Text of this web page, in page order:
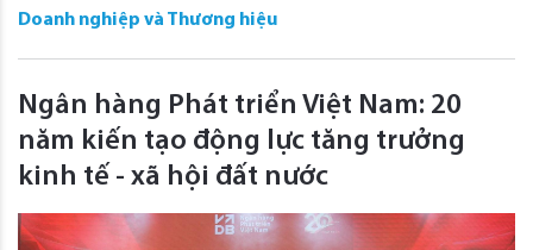
Doanh nghiệp và Thương hiệu
Ngân hàng Phát triển Việt Nam: 20
năm kiến tạo động lực tăng trưởng
kinh tế - xã hội đất nước